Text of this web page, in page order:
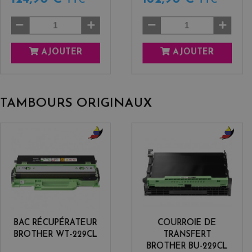
AJOUTER AJOUTER
TAMBOURS ORIGINAUX
BAC RÉCUPÉRATEUR
BROTHER WT-229CL
l
a
c
3
COURROIE DE
TRANSFERT
BROTHER BU-229CL
c